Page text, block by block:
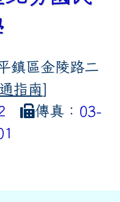
鎮區金陵路二
指南]
傳真： 03-